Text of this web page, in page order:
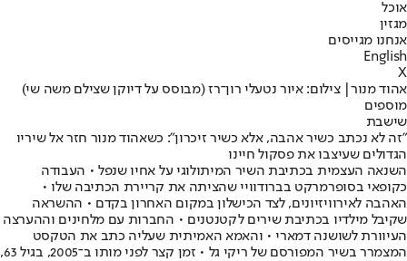
אוכל
מגזין
אנחנו מגייסים
English
X
אהוד מנור| צילום: איור נטעלי רון־רז (מבוסס על דיוקן שצילם משה שי)
מוספים
שישבת
"זה לא נכתב כשיר אהבה, אלא כשיר זיכרון": כשאהוד מנור חזר אל שיריו
הגדולים שעיצבו את פסקול חיינו
השנאה העצמית בכתיבת השיר המיתולוגי על אחיו שנפל • העבודה
כקופאי בסופרמרקט בברודוויי שהציתה את קריירת הכתיבה שלו •
האהבה לאירוויזיונים, לצד הכישלון במקום האחרון בקדם • ההשראה
שקיבל מילדיו בכתיבת שירים לקטנטנים • החברות עם מלחינים וההערצה
העיוורת לשושנה דמארי • והאמא האמיתית שעליה כתב את הטקסט
המצמרר בשיר המפורסם של ריקי גל • זמן קצר לפני מותו ב־2005, בגיל 63,